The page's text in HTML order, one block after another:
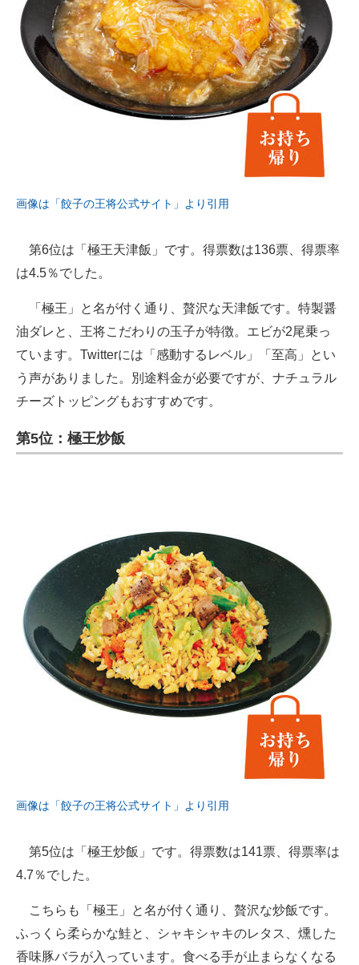
画像は「餃子の王将公式サイト」より引用
第6位は「極王天津飯」です。得票数は136票、得票率
は4.5％でした。
「極王」と名が付く通り、贅沢な天津飯です。特製醤
油ダレと、王将こだわりの玉子が特徴。エビが2尾乗っ
ています。Twitterには「感動するレベル」「至高」とい
う声がありました。別途料金が必要ですが、ナチュラル
チーズトッピングもおすすめです。
第5位：極王炒飯
画像は「餃子の王将公式サイト」より引用
第5位は「極王炒飯」です。得票数は141票、得票率は
4.7％でした。
こちらも「極王」と名が付く通り、贅沢な炒飯です。
ふっくら柔らかな鮭と、シャキシャキのレタス、燻した
香味豚バラが入っています。食べる手が止まらなくなる